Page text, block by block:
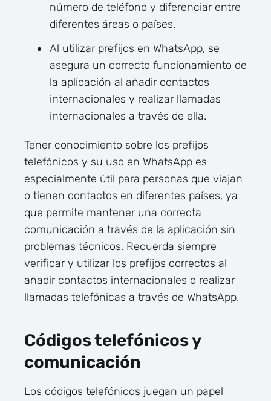
número de teléfono y diferenciar entre
diferentes áreas o países.
Al utilizar prefijos en WhatsApp, se
asegura un correcto funcionamiento de
la aplicación al añadir contactos
internacionales y realizar llamadas
internacionales a través de ella.
Tener conocimiento sobre los prefijos
telefónicos y su uso en WhatsApp es
especialmente útil para personas que viajan
o tienen contactos en diferentes países, ya
que permite mantener una correcta
comunicación a través de la aplicación sin
problemas técnicos. Recuerda siempre
verificar y utilizar los prefijos correctos al
añadir contactos internacionales o realizar
llamadas telefónicas a través de WhatsApp.
Códigos telefónicos y
comunicación
Los códigos telefónicos juegan un papel